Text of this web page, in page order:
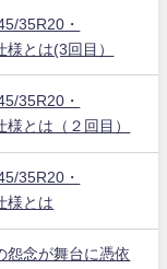
35R20・
とは(3回目）
35R20・
とは（２回目）
35R20・
様とは
怨念が舞台に憑依